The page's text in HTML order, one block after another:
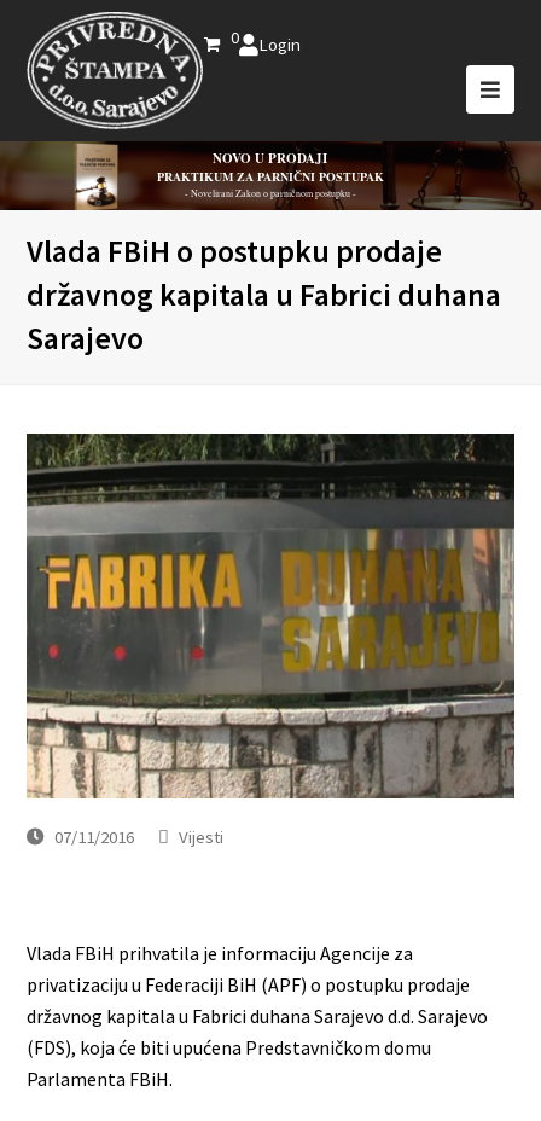
0 Login
NOVO U PRODAJI
PRAKTIKUM ZA PARNIČNI POSTUPAK
- Novelirani Zakon o parničnom postupku -
Vlada FBiH o postupku prodaje
državnog kapitala u Fabrici duhana
Sarajevo
07/11/2016 Vijesti
Vlada FBiH prihvatila je informaciju Agencije za
privatizaciju u Federaciji BiH (APF) o postupku prodaje
državnog kapitala u Fabrici duhana Sarajevo d.d. Sarajevo
(FDS), koja će biti upućena Predstavničkom domu
Parlamenta FBiH.